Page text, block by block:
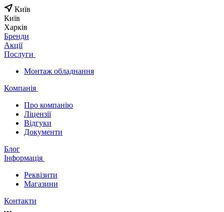
Київ
Київ
Харків
Бренди
Акції
Послуги
Монтаж обладнання
Компанія
Про компанію
Ліцензії
Відгуки
Документи
Блог
Інформація
Реквізити
Магазини
Контакти